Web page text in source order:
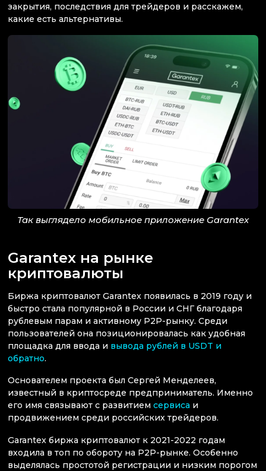
закрытия, последствия для трейдеров и расскажем,
какие есть альтернативы.
Так выглядело мобильное приложение Garantex
Garantex на рынке
криптовалюты
Биржа криптовалют Garantex появилась в 2019 году и
быстро стала популярной в России и СНГ благодаря
рублевым парам и активному P2P-рынку. Среди
пользователей она позиционировалась как удобная
площадка для ввода и вывода рублей в USDT и
обратно.
Основателем проекта был Сергей Менделеев,
известный в криптосреде предприниматель. Именно
его имя связывают с развитием сервиса и
продвижением среди российских трейдеров.
Garantex биржа криптовалют к 2021-2022 годам
входила в топ по обороту на P2P-рынке. Особенно
выделялась простотой регистрации и низким порогом